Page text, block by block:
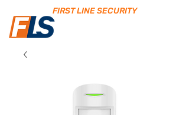
FIRST LINE SECURITY